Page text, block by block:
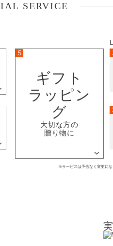
SERVICE
5
ギフト
ラッピン
グ
大切な方の
贈り物に
※サービスは予告なく変更にな